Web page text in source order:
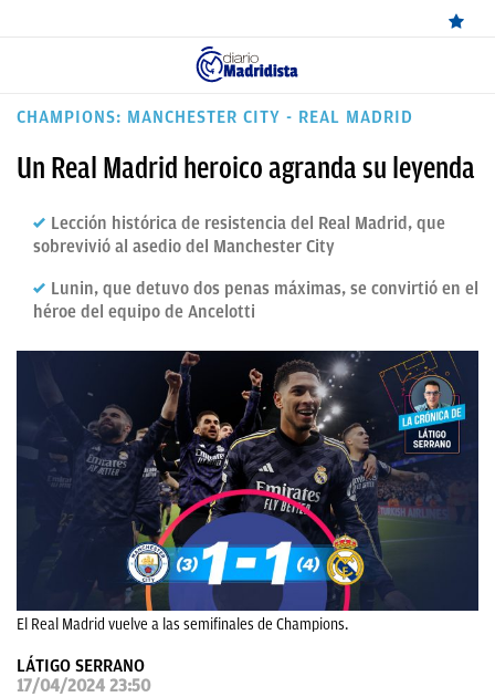
ÚLTIMAS
MADRID
CANTERA
DIRECTO
FEMENINO
PAPARAZZI
OKDIARIO
CHAMPIONS: MANCHESTER CITY - REAL MADRID
Un Real Madrid heroico agranda su leyenda
Lección histórica de resistencia del Real Madrid, que
sobrevivió al asedio del Manchester City
Lunin, que detuvo dos penas máximas, se convirtió en el
héroe del equipo de Ancelotti
El Real Madrid vuelve a las semifinales de Champions.
LÁTIGO SERRANO
17/04/2024 23:50